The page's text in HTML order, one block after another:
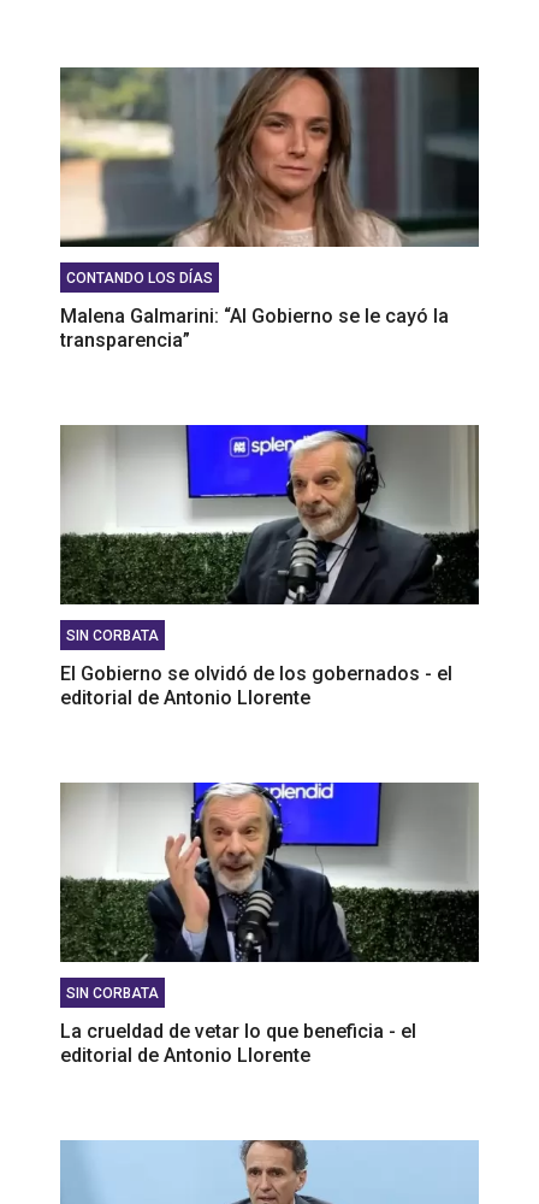
CONTANDO LOS DÍAS
Malena Galmarini: “Al Gobierno se le cayó la
transparencia”
SIN CORBATA
El Gobierno se olvidó de los gobernados - el
editorial de Antonio Llorente
SIN CORBATA
La crueldad de vetar lo que beneficia - el
editorial de Antonio Llorente